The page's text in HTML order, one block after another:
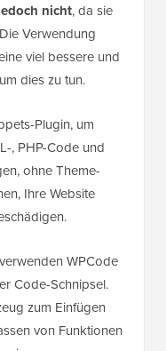
nicht, da sie
Verwendung
viel bessere und
dies zu tun.
Plugin, um
, PHP-Code und
ohne Theme-
Ihre Website
WPCode
Code-Schnipsel.
zum Einfügen
von Funktionen